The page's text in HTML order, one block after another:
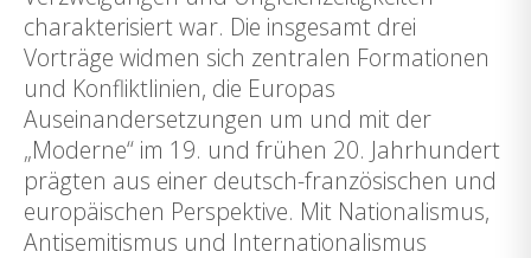
charakterisiert war. Die insgesamt drei
Vorträge widmen sich zentralen Formationen
und Konfliktlinien, die Europas
Auseinandersetzungen um und mit der
„Moderne“ im 19. und frühen 20. Jahrhundert
prägten aus einer deutsch-französischen und
europäischen Perspektive. Mit Nationalismus,
Antisemitismus und Internationalismus